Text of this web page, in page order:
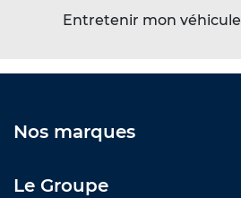
Entretenir mon véhicule
Nos marques
Le Groupe